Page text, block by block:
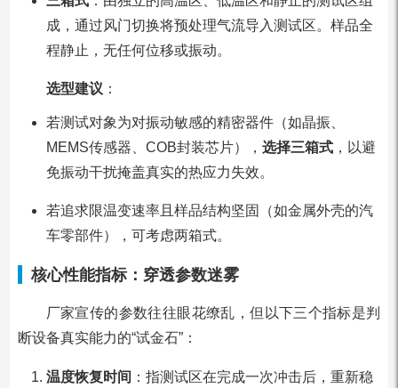
成，通过风门切换将预处理气流导入测试区。样品全
程静止，无任何位移或振动。
选型建议 ：
若测试对象为对振动敏感的精密器件（如晶振、
MEMS传感器、COB封装芯片）， 选择三箱式，以避
免振动干扰掩盖真实的热应力失效。
若追求限温变速率且样品结构坚固（如金属外壳的汽
车零部件），可考虑两箱式。
核心性能指标：穿透参数迷雾
厂家宣传的参数往往眼花缭乱，但以下三个指标是判
断设备真实能力的“试金石”：
温度恢复时间 ：指测试区在完成一次冲击后，重新稳